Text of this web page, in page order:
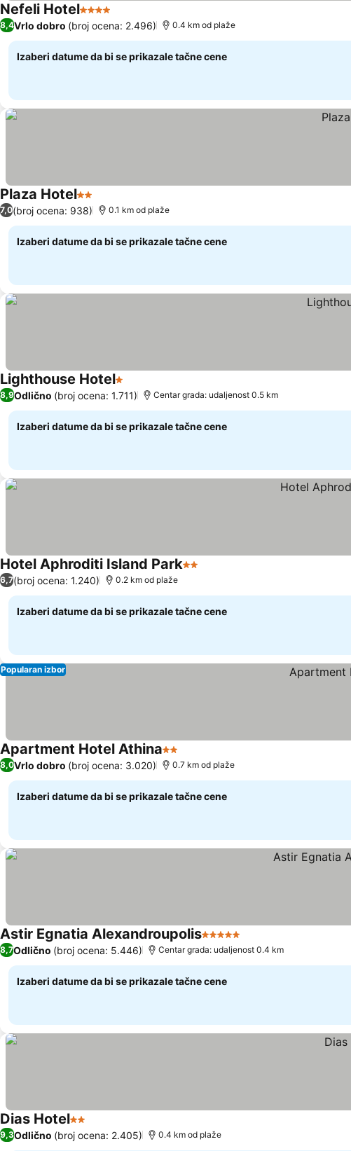
Nefeli Hotel4 Zvezdice
8,4Vrlo dobro (broj ocena: 2.496) 0.4 km od plaže
Izaberi datume da bi se prikazale tačne cene
Plaza Hotel2 Zvezdice
7,0(broj ocena: 938) 0.1 km od plaže
Izaberi datume da bi se prikazale tačne cene
Lighthouse Hotel1 Zvezdice
8,9Odlično (broj ocena: 1.711) Centar grada: udaljenost 0.5 km
Izaberi datume da bi se prikazale tačne cene
Hotel Aphroditi Island Park2 Zvezdice
6,7(broj ocena: 1.240) 0.2 km od plaže
Izaberi datume da bi se prikazale tačne cene
Popularan izbor
Apartment Hotel Athina2 Zvezdice
8,0Vrlo dobro (broj ocena: 3.020) 0.7 km od plaže
Izaberi datume da bi se prikazale tačne cene
Astir Egnatia Alexandroupolis5 Zvezdice
8,7Odlično (broj ocena: 5.446) Centar grada: udaljenost 0.4 km
Izaberi datume da bi se prikazale tačne cene
Dias Hotel2 Zvezdice
9,3Odlično (broj ocena: 2.405) 0.4 km od plaže